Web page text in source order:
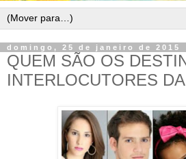
domingo, 25 de janeiro de 2015
QUEM SÃO OS
INTERLOCUTORES